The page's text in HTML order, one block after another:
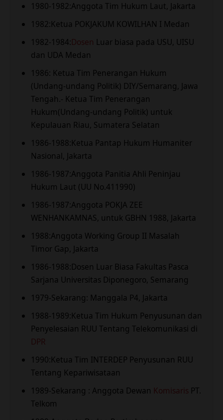
1980-1982:Anggota Tim Hukum Laut, Jakarta
1982:Ketua POKJAKUM KOWILHAN I Medan
1982-1984:Dosen Luar biasa pada USU, UISU
dan UDA Medan
1986: Ketua Tim Penerangan Hukum
(Undang-undang Politik) DIY/Semarang, Jawa
Tengah.- Ketua Tim Penerangan
Hukum(Undang-undang Politik) untuk
Kepulauan Riau, Sumatera Selatan
1986-1988:Ketua Pantap Hukum Humaniter
Nasional, Jakarta
1986-1987:Anggota Panitia Ahli Peninjau
Hukum Laut (UU No.411990)
1986-1987:Anggota POKJA ZEE
WENHANKAMNAS, untuk GBHN 1988, Jakarta
1988:Anggota Working Group II Masalah
Timor Gap, Jakarta
1986-1988:Dosen Luar Biasa Fakultas Pasca
Sarjana Universitas Diponegoro, Semarang
1979-Sekarang: Manggala P4, Jakarta
1988-1989:Ketua Tim Hukum Penyusunan dan
Penyelesaian RUU Tentang Telekomunikasi di
DPR
1990:Ketua Tim INTERDEP Penyusunan RUU
Tentang Kepariwisataan
1989-Sekarang : Anggota Dewan Komisaris PT.
Telkom